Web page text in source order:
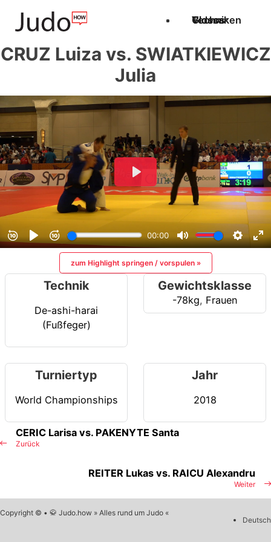
Techniken
Videos
Glossar
CRUZ Luiza vs. SWIATKIEWICZ
Julia
zum Highlight springen / vorspulen »
Technik
De-ashi-harai
(Fußfeger)
Gewichtsklasse
-78kg, Frauen
Turniertyp
World Championships
Jahr
2018
Zurück
CERIC Larisa vs. PAKENYTE Santa
Weiter
REITER Lukas vs. RAICU Alexandru
Copyright © • 🥋 Judo.how » Alles rund um Judo «
Deutsch